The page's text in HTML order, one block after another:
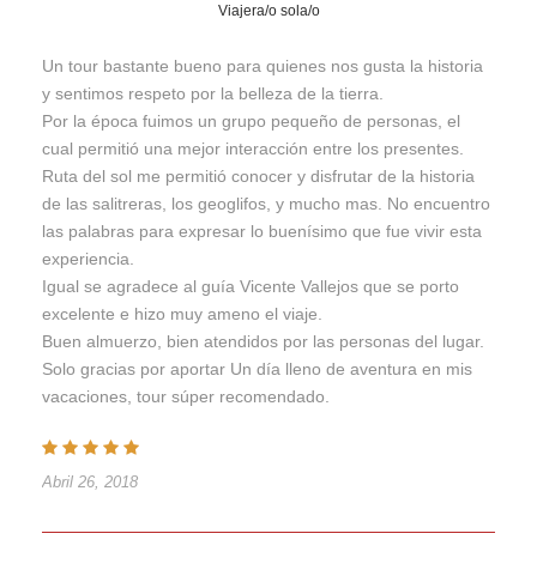
Viajera/o sola/o
Un tour bastante bueno para quienes nos gusta la historia
y sentimos respeto por la belleza de la tierra.
Por la época fuimos un grupo pequeño de personas, el
cual permitió una mejor interacción entre los presentes.
Ruta del sol me permitió conocer y disfrutar de la historia
de las salitreras, los geoglifos, y mucho mas. No encuentro
las palabras para expresar lo buenísimo que fue vivir esta
experiencia.
Igual se agradece al guía Vicente Vallejos que se porto
excelente e hizo muy ameno el viaje.
Buen almuerzo, bien atendidos por las personas del lugar.
Solo gracias por aportar Un día lleno de aventura en mis
vacaciones, tour súper recomendado.
Abril 26, 2018